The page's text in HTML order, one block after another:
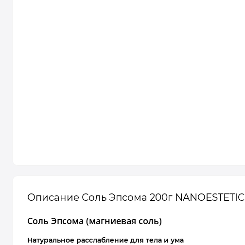
Описание Соль Эпсома 200г NANOESTETIC
Соль Эпсома (магниевая соль)
Натуральное расслабление для тела и ума